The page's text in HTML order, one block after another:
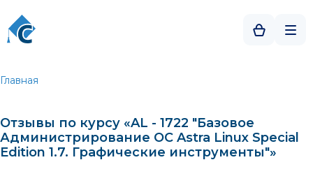
Главная
Отзывы по курсу «AL - 1722 "Базовое
Администрирование OC Astra Linux Special
Edition 1.7. Графические инструменты"»